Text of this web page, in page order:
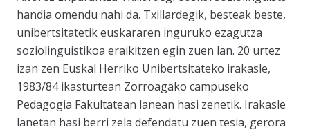
handia omendu nahi da. Txillardegik, besteak beste,
unibertsitatetik euskararen inguruko ezagutza
soziolinguistikoa eraikitzen egin zuen lan. 20 urtez
izan zen Euskal Herriko Unibertsitateko irakasle,
1983/84 ikasturtean Zorroagako campuseko
Pedagogia Fakultatean lanean hasi zenetik. Irakasle
lanetan hasi berri zela defendatu zuen tesia, gerora